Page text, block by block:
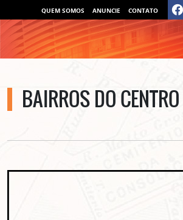
QUEM SOMOS ANUNCIE CONTATO
BAIRROS DO CENTRO